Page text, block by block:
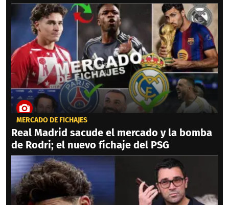
MERCADO DE FICHAJES
Real Madrid sacude el mercado y la bomba
de Rodri; el nuevo fichaje del PSG